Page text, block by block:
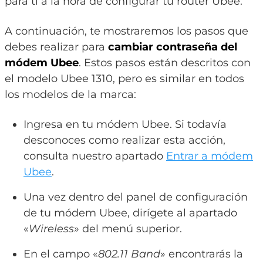
A continuación, te mostraremos los pasos que
debes realizar para cambiar contraseña del
módem Ubee. Estos pasos están descritos con
el modelo Ubee 1310, pero es similar en todos
los modelos de la marca:
Ingresa en tu módem Ubee. Si todavía
desconoces como realizar esta acción,
consulta nuestro apartado Entrar a módem
Ubee.
Una vez dentro del panel de configuración
de tu módem Ubee, dirígete al apartado
«Wireless» del menú superior.
En el campo «802.11 Band» encontrarás la